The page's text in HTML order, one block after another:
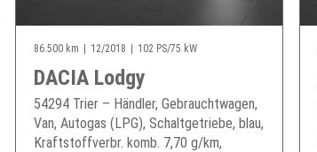
86.500 km 12/2018 102 PS/75 kW
DACIA Lodgy
54294 Trier – Händler, Gebrauchtwagen,
Van, Autogas (LPG), Schaltgetriebe, blau,
Kraftstoffverbr. komb. 7,70 g/km,